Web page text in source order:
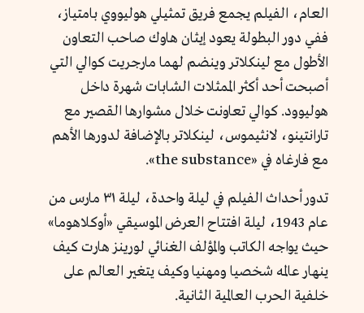
العام، الفيلم يجمع فريق تمثيلي هوليووي بامتياز،
ففي دور البطولة يعود إيثان هاوك صاحب التعاون
الأطول مع لينكلاتر وينضم لهما مارجريت كوالي التي
أصبحت أحد أكثر الممثلات الشابات شهرة داخل
هوليوود. كوالي تعاونت خلال مشوارها القصير مع
تارانتينو، لانثيموس، لينكلاتر بالإضافة لدورها الأهم
مع فارغاه في «the substance».
تدور أحداث الفيلم في ليلة واحدة، ليلة ٣١ مارس من
عام 1943، ليلة افتتاح العرض الموسيقي «أوكلاهوما»
حيث يواجه الكاتب والمؤلف الغنائي لورينز هارت كيف
ينهار عالمه شخصيا ومهنيا وكيف يتغير العالم على
خلفية الحرب العالمية الثانية.